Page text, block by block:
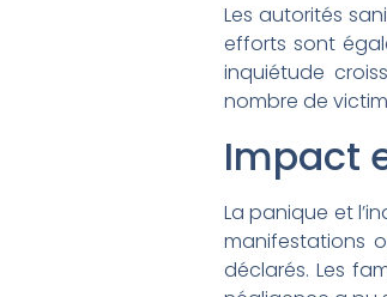
Les autorités
efforts sont
inquiétude
nombre de
Impact
La panique et
manifestations
déclarés. Les